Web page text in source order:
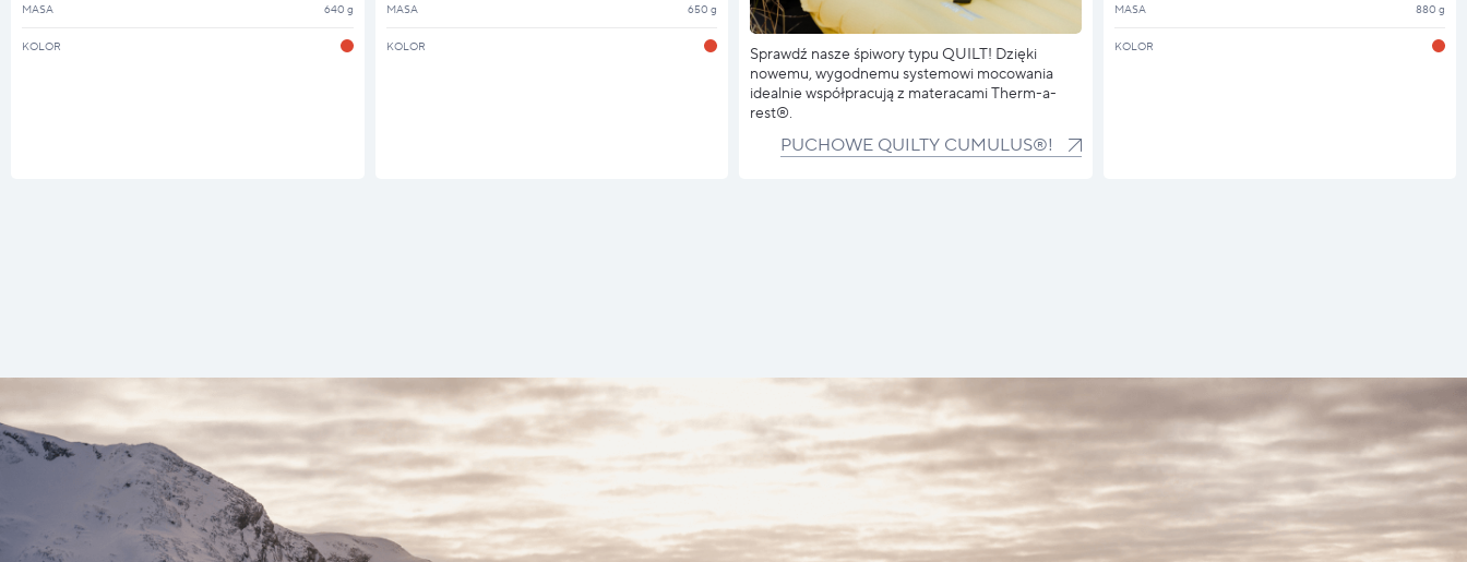
MASA 640 g
KOLOR
MASA 650 g
KOLOR
Sprawdź nasze śpiwory typu QUILT! Dzięki
nowemu, wygodnemu systemowi mocowania
idealnie współpracują z materacami Therm-a-
rest®.
PUCHOWE QUILTY CUMULUS®!
MASA 880 g
KOLOR